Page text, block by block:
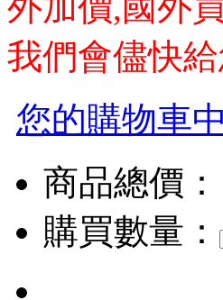
外加價,國外
我們會儘快
您的購物車
商品總價：
購買數量：